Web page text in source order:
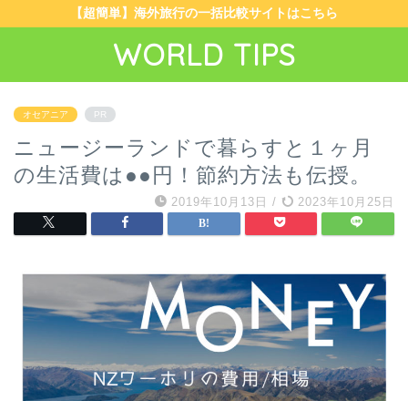
【超簡単】海外旅行の一括比較サイトはこちら
WORLD TIPS
オセアニア PR
ニュージーランドで暮らすと１ヶ月
の生活費は●●円！節約方法も伝授。
2019年10月13日 / 2023年10月25日